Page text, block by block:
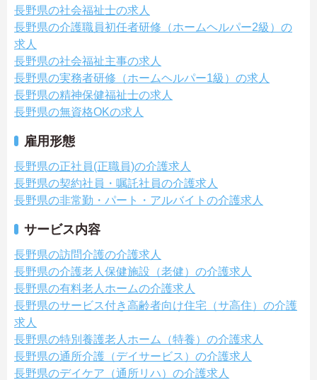
長野県の社会福祉士の求人
長野県の介護職員初任者研修（ホームヘルパー2級）の
求人
長野県の社会福祉主事の求人
長野県の実務者研修（ホームヘルパー1級）の求人
長野県の精神保健福祉士の求人
長野県の無資格OKの求人
雇用形態
長野県の正社員(正職員)の介護求人
長野県の契約社員・嘱託社員の介護求人
長野県の非常勤・パート・アルバイトの介護求人
サービス内容
長野県の訪問介護の介護求人
長野県の介護老人保健施設（老健）の介護求人
長野県の有料老人ホームの介護求人
長野県のサービス付き高齢者向け住宅（サ高住）の介護
求人
長野県の特別養護老人ホーム（特養）の介護求人
長野県の通所介護（デイサービス）の介護求人
長野県のデイケア（通所リハ）の介護求人